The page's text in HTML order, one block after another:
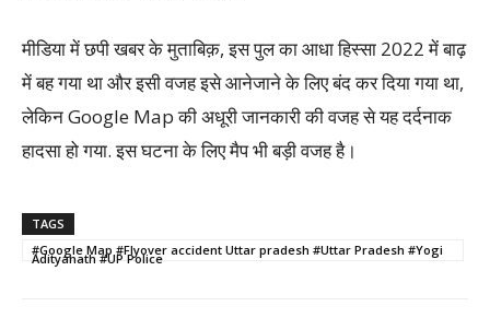
मीडिया में छपी खबर के मुताबिक़, इस पुल का आधा हिस्सा 2022 में बाढ़
में बह गया था और इसी वजह इसे आनेजाने के लिए बंद कर दिया गया था,
लेकिन Google Map की अधूरी जानकारी की वजह से यह दर्दनाक
हादसा हो गया. इस घटना के लिए मैप भी बड़ी वजह है।
TAGS
#Google Map #Flyover accident Uttar pradesh #Uttar Pradesh #Yogi
Adityanath #UP Police